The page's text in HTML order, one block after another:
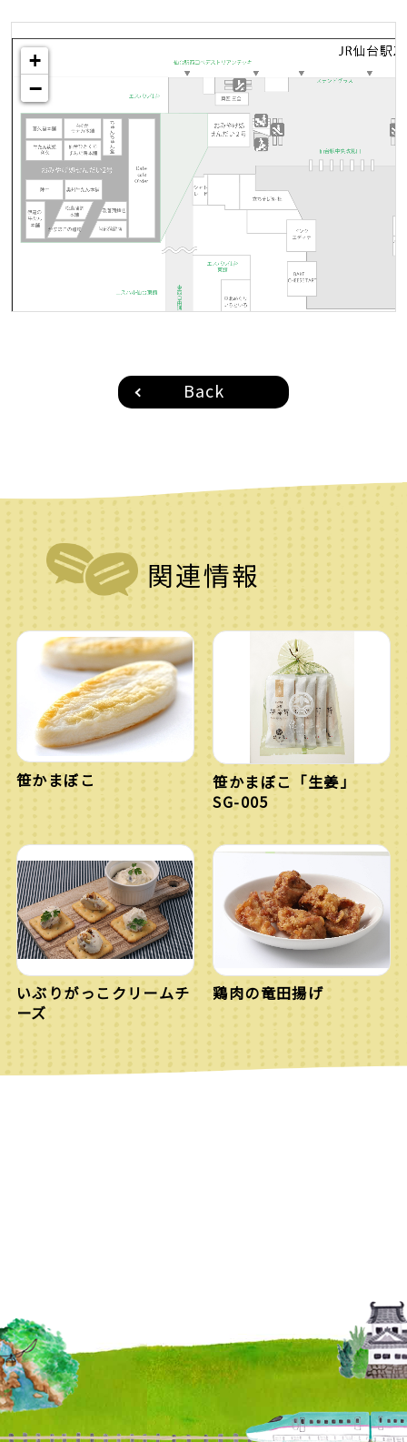
Back
関連情報
笹かまぼこ
笹かまぼこ「生姜」
SG-005
いぶりがっこクリームチ
ーズ
鶏肉の竜田揚げ